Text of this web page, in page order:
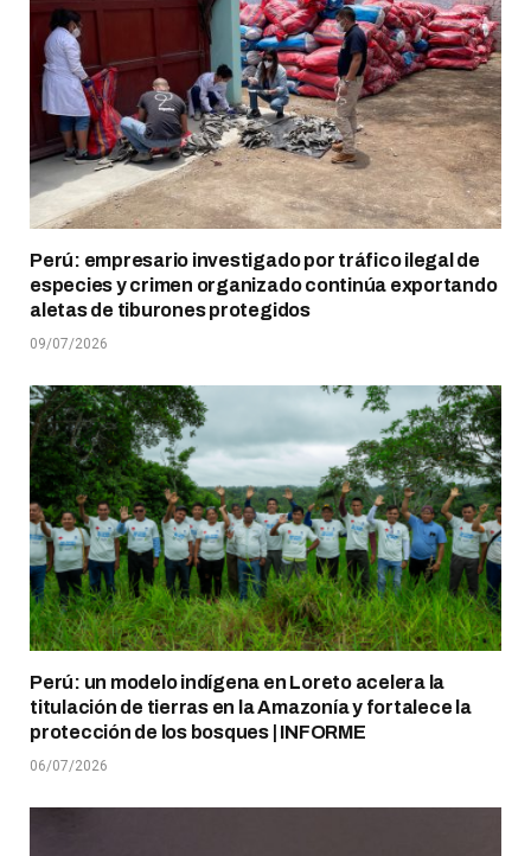
Perú: empresario investigado por tráfico ilegal de
especies y crimen organizado continúa exportando
aletas de tiburones protegidos
09/07/2026
Perú: un modelo indígena en Loreto acelera la
titulación de tierras en la Amazonía y fortalece la
protección de los bosques | INFORME
06/07/2026